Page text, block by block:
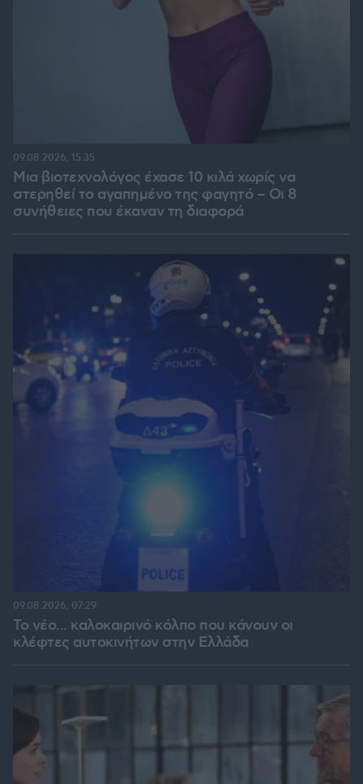
Μια βιοτεχνολόγος έχασε 10 κιλά χωρίς να
στερηθεί το αγαπημένο της φαγητό – Οι 8
συνήθειες που έκαναν τη διαφορά
09.08.2026, 15:35
Το νέο... καλοκαιρινό κόλπο που κάνουν οι
κλέφτες αυτοκινήτων στην Ελλάδα
09.08.2026, 07:29